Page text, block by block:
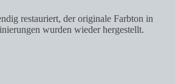
restauriert, der originale Farbton in
wurden wieder hergestellt.